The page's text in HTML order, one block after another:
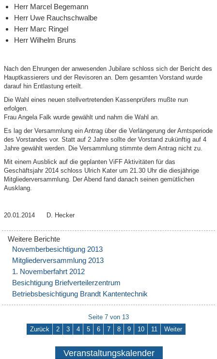
Herr Marcel Begemann
Herr Uwe Rauchschwalbe
Herr Marc Ringel
Herr Wilhelm Bruns
Nach den Ehrungen der anwesenden Jubilare schloss sich der Bericht des
Hauptkassierers und der Revisoren an. Dem gesamten Vorstand wurde
darauf hin Entlastung erteilt.
Die Wahl eines neuen stellvertretenden Kassenprüfers mußte nun
erfolgen.
Frau Angela Falk wurde gewählt und nahm die Wahl an.
Es lag der Versammlung ein Antrag über die Verlängerung der Amtsperiode
des Vorstandes vor. Statt auf 2 Jahre sollte der Vorstand zukünftig auf 4
Jahre gewählt werden. Die Versammlung stimmte dem Antrag nicht zu.
Mit einem Ausblick auf die geplanten ViFF Aktivitäten für das
Geschäftsjahr 2014 schloss Ulrich Kater um 21.30 Uhr die diesjährige
Mitgliederversammlung. Der Abend fand danach seinen gemütlichen
Ausklang.
20.01.2014 D. Hecker
Novemberbesichtigung 2013
Mitgliederversammlung 2013
1. Novemberfahrt 2012
Besichtigung Briefverteilerzentrum
Betriebsbesichtigung Brandt Kantentechnik
Seite 7 von 13
Zurück
2 3 4 5 6 7 8 9 10 11 Weiter
Veranstaltungskalender